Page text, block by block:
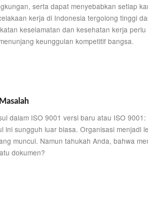
serta dapat menyebabkan setiap
kerja di Indonesia tergolong tinggi
keselamatan dan kesehatan kerja
keunggulan kompetitif bangsa.
dalam ISO 9001 versi baru atau ISO
ini sungguh luar biasa. Organisasi menjadi
muncul. Namun tahukah Anda, bahwa
dokumen?